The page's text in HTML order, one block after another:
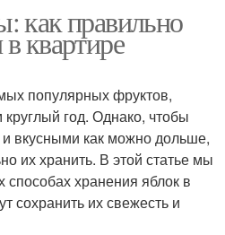
как правильно
квартире
популярных фруктов,
год. Однако, чтобы
вкусными как можно дольше,
их хранить. В этой статье мы
хранения яблок в
сохранить их свежесть и